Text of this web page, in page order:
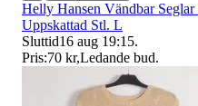
Helly Hansen Vändbar
Uppskattad Stl. L
Sluttid16 aug 19:15.
Pris:70 kr,Ledande bud.